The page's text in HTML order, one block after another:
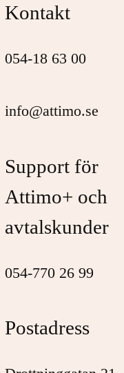
Kontakt
054-18 63 00
info@attimo.se
Support för
Attimo+ och
avtalskunder
054-770 26 99
Postadress